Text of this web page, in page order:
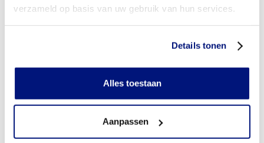
verzameld op basis van uw gebruik van hun services.
Details tonen
Alles toestaan
Aanpassen
Wanneer mag mijn onderarmprothese vervangen worden?
toestemming nodig van mijn zorgverzekeraar?
Wat valt er binnen de vergoeding van een
Wordt een onderarmprothese die ik gebruik voor sporten